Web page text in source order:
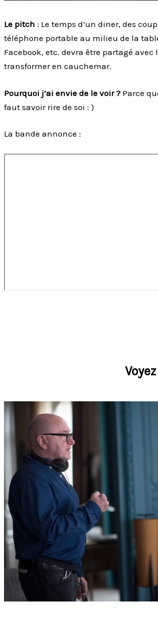
Le pitch : Le temps d’un diner, des
téléphone portable au milieu de la
Facebook, etc. devra être partagé avec
transformer en cauchemar.
Pourquoi j’ai envie de le voir ? Parce
faut savoir rire de soi : )
La bande annonce :